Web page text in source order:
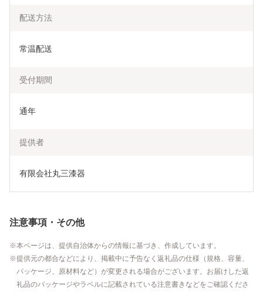
配送方法
常温配送
受付期間
通年
提供者
有限会社丸三漆器
注意事項・その他
本ページは、提供自治体からの情報に基づき、作成しています。
提供元の都合などにより、掲載中に予告なく返礼品の仕様（規格、容量、
パッケージ、原材料など）が変更される場合がございます。お届けした返
礼品のパッケージやラベルに記載されている注意書きなどをご確認くださ